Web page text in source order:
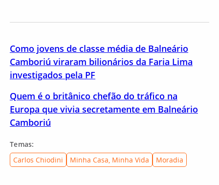
Como jovens de classe média de Balneário
Camboriú viraram bilionários da Faria Lima
investigados pela PF
Quem é o britânico chefão do tráfico na
Europa que vivia secretamente em Balneário
Camboriú
Temas:
Carlos Chiodini
Minha Casa, Minha Vida Moradia